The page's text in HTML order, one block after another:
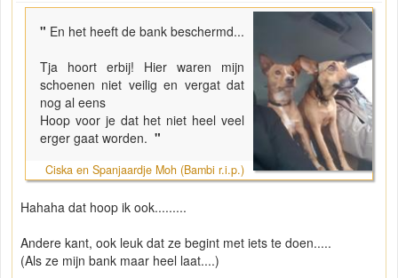
" En het heeft de bank beschermd...
Tja hoort erbij! Hier waren mijn
schoenen niet veilig en vergat dat
nog al eens
Hoop voor je dat het niet heel veel
erger gaat worden. "
Ciska en Spanjaardje Moh (Bambi r.i.p.)
Hahaha dat hoop ik ook.........
Andere kant, ook leuk dat ze begint met iets te doen.....
(Als ze mijn bank maar heel laat....)